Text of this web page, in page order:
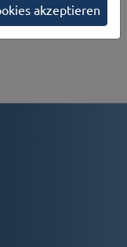
akzeptieren